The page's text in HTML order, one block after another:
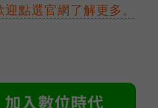
迎點選官網了解更多。